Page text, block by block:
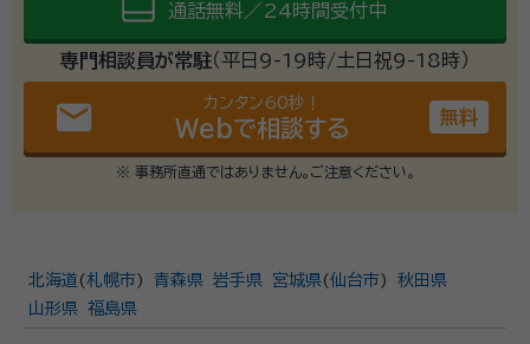
通話無料／24時間受付中
専門相談員が常駐（平日9-19時/土日祝9-18時）
email カンタン60秒！
Webで相談する 無料
※ 事務所直通ではありません。ご注意ください。
北海道 (札幌市) 青森県 岩手県 宮城県(仙台市)
秋田県
山形県 福島県